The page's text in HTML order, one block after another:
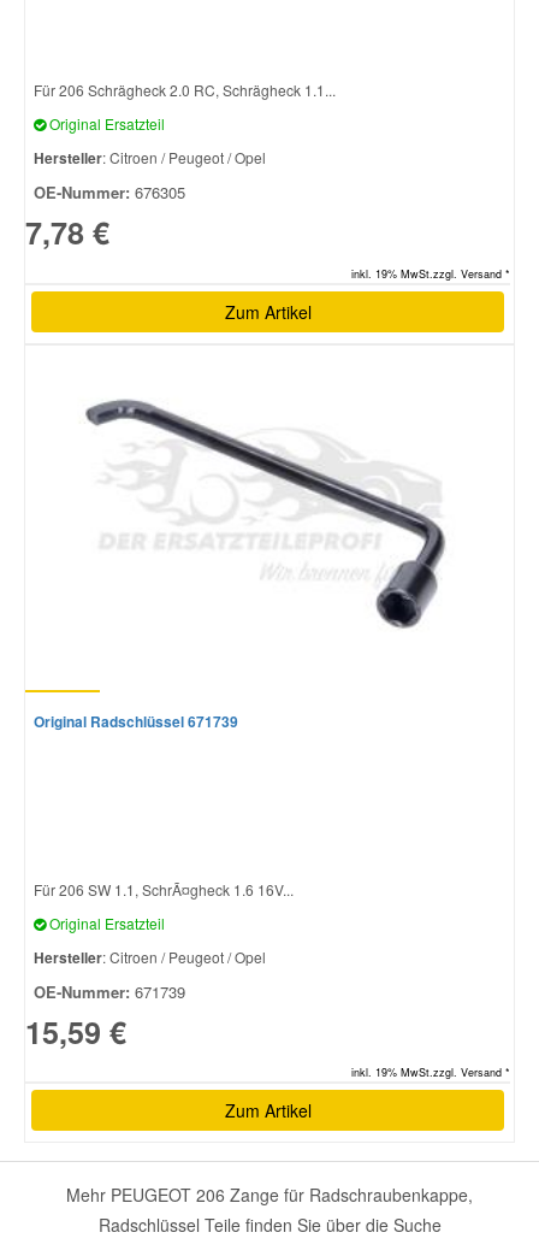
Für 206 Schrägheck 2.0 RC, Schrägheck 1.1...
Original Ersatzteil
Hersteller: Citroen / Peugeot / Opel
OE-Nummer: 676305
7,78 €
inkl. 19% MwSt.zzgl. Versand *
Zum Artikel
Original Radschlüssel 671739
Für 206 SW 1.1, SchrÃ¤gheck 1.6 16V...
Original Ersatzteil
Hersteller: Citroen / Peugeot / Opel
OE-Nummer: 671739
15,59 €
inkl. 19% MwSt.zzgl. Versand *
Zum Artikel
Mehr PEUGEOT 206 Zange für Radschraubenkappe,
Radschlüssel Teile finden Sie über die Suche